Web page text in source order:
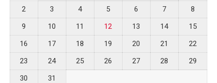
2
3 4 5 6 7
8
9
10 11 12 13 14
15
16
17 18 19 20 21
22
23
24 25 26 27 28
29
30
31